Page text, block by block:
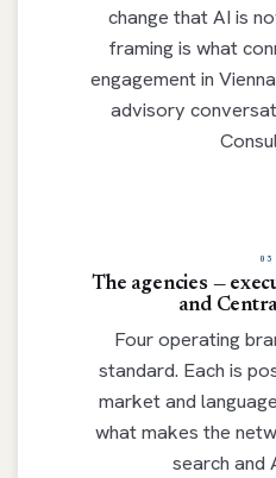
change that AI is
framing is what
engagement in
advisory
03
The agencies —
and
Four operating
standard. Each is
market and
what makes the
search and